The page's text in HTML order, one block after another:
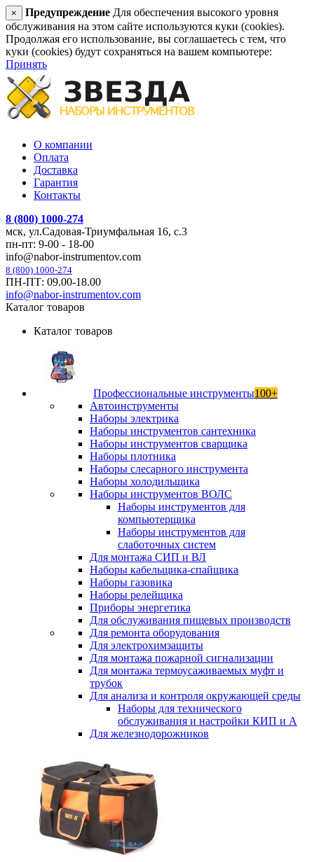
× Предупреждение Для обеспечения высокого уровня
обслуживания на этом сайте используются куки (cookies).
Продолжая его использование, вы соглашаетесь с тем, что
куки (cookies) будут сохраняться на вашем компьютере:
Принять
О компании
Оплата
Доставка
Гарантия
Контакты
8 (800) 1000-274
мск, ул.Садовая-Триумфальная 16, с.3
пн-пт: 9-00 - 18-00
info@nabor-instrumentov.com
8 (800) 1000-274
ПН-ПТ: 09.00-18.00
info@nabor-instrumentov.com
Каталог товаров
Каталог товаров
Профессиональные инструменты100+
Автоинструменты
Наборы электрика
Наборы инструментов сантехника
Наборы инструментов сварщика
Наборы плотника
Наборы слесарного инструмента
Наборы холодильщика
Наборы инструментов ВОЛС
Наборы инструментов для
компьютерщика
Наборы инструментов для
слаботочных систем
Для монтажа СИП и ВЛ
Наборы кабельщика-спайщика
Наборы газовика
Наборы релейщика
Приборы энергетика
Для обслуживания пищевых производств
Для ремонта оборудования
Для электрохимзащиты
Для монтажа пожарной сигнализации
Для монтажа термоусаживаемых муфт и
трубок
Для анализа и контроля окружающей среды
Наборы для технического
обслуживания и настройки КИП и А
Для железнодорожников